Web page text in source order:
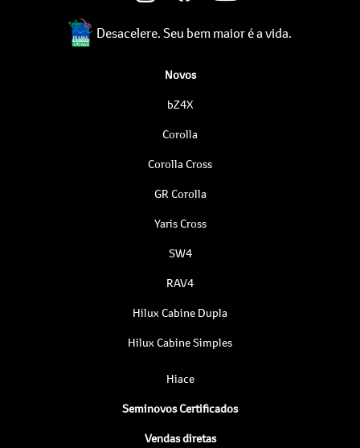
Desacelere. Seu bem maior é a vida.
Novos
bZ4X
Corolla
Corolla Cross
GR Corolla
Yaris Cross
SW4
RAV4
Hilux Cabine Dupla
Hilux Cabine Simples
Hiace
Seminovos Certificados
Vendas diretas